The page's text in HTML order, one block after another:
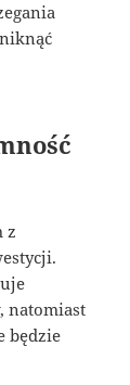
z
natomiast
będzie